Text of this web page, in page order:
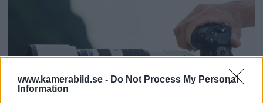
www.kamerabild.se - Do Not Process My Personal
Information